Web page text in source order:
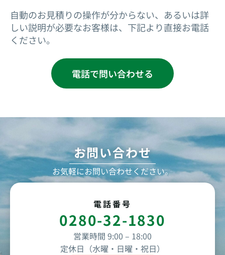
自動のお見積りの操作が分からない、あるいは詳
しい説明が必要なお客様は、下記より直接お電話
ください。
電話で問い合わせる
お問い合わせ
お気軽にお問い合わせください。
電話番号
0280-32-1830
営業時間 9:00 – 18:00
定休日（水曜・日曜・祝日）